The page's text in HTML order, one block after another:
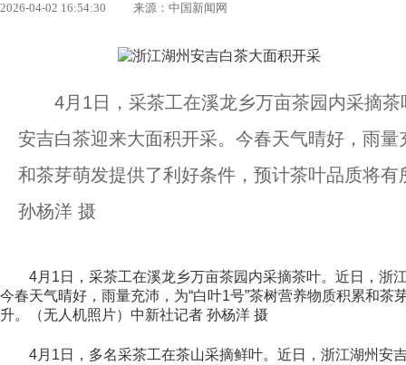
2026-04-02 16:54:30 来源：中国新闻网
4月1日，采茶工在溪龙乡万亩茶园内采摘茶
安吉白茶迎来大面积开采。今春天气晴好，雨量
和茶芽萌发提供了利好条件，预计茶叶品质将
孙杨洋 摄
4月1日，采茶工在溪龙乡万亩茶园内采摘茶叶。近日，浙
今春天气晴好，雨量充沛，为“白叶1号”茶树营养物质积累和
升。（无人机照片）中新社记者 孙杨洋 摄
4月1日，多名采茶工在茶山采摘鲜叶。近日，浙江湖州安